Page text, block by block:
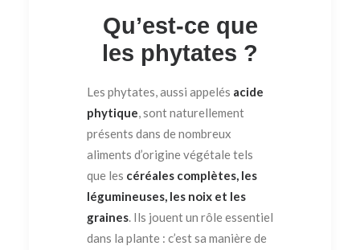
Qu’est-ce que
les phytates ?
Les phytates, aussi appelés acide
phytique, sont naturellement
présents dans de nombreux
aliments d’origine végétale tels
que les céréales complètes, les
légumineuses, les noix et les
graines. Ils jouent un rôle essentiel
dans la plante : c’est sa manière de